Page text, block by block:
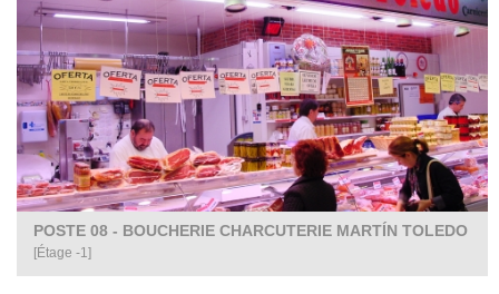
POSTE 08 - BOUCHERIE CHARCUTERIE MARTÍN TOLEDO
[Étage -1]